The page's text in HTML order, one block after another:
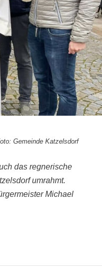
Gemeinde Katzelsdorf
das regnerische
umrahmt.
Michael